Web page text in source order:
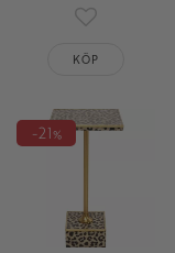
Lägg till i
KÖP
21%